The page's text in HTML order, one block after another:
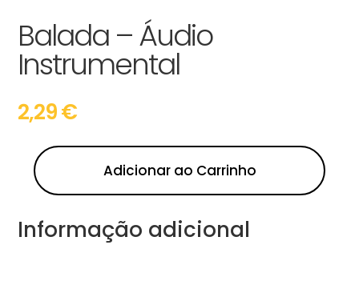
Balada – Áudio
Instrumental
2,29€
Adicionar ao Carrinho
Informação adicional